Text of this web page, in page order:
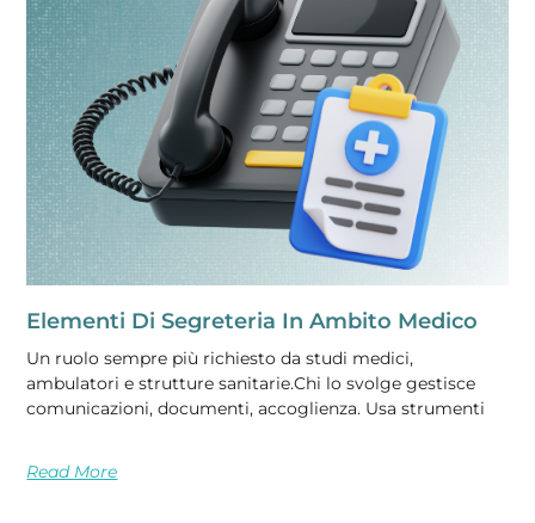
Elementi Di Segreteria In Ambito Medico
Un ruolo sempre più richiesto da studi medici,
ambulatori e strutture sanitarie.Chi lo svolge gestisce
comunicazioni, documenti, accoglienza. Usa strumenti
Read More